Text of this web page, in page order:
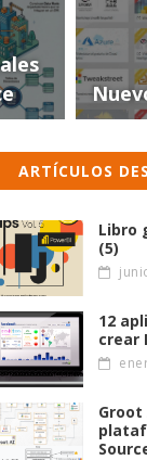
ARTÍCULOS
Libro
(5)
12
crear
Groot